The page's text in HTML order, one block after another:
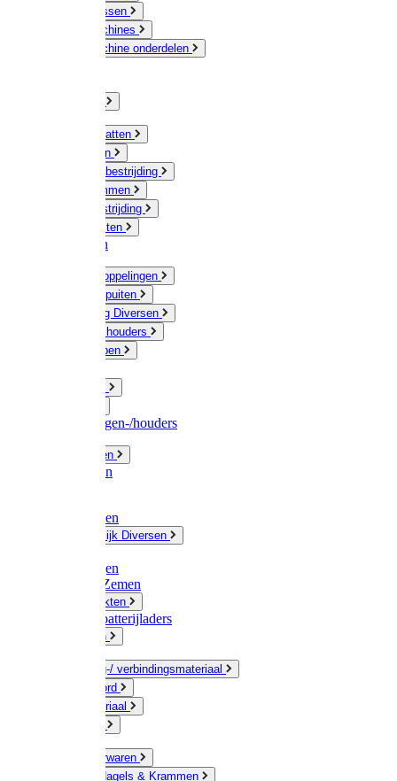
Scheermessen
Scheermachines
Scheermachine onderdelen
Muizen / Ratten
Drukspuiten
Ongediertebestrijding
Mollenklemmen
Onkruidbestrijding
Vliegenkasten
Meststoffen
Messing koppelingen
Gieters / Spuiten
Besproeiing Diversen
Slangen & houders
Waterpompen
Slangenwagen-/houders
Olie / Vetten
Chemicalien
Plasticzakken
Huishoudelijk Diversen
Zaksluitingen
Sponzen / Zemen
Zeepprodukten
Batterij & batterijladers
Zaklampen
Verpakking-/ verbindingsmateriaal
Touw / Koord
Afdekmateriaal
Kleine ijzerwaren
Spijkers, Nagels & Krammen